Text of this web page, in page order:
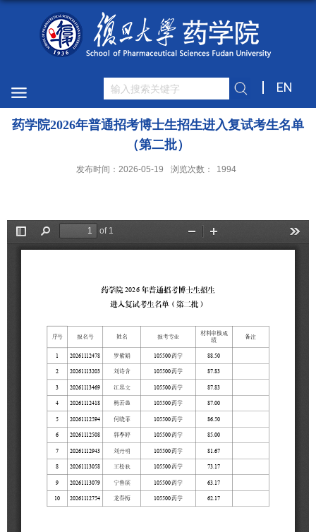
EN
药学院2026年普通招考博士生招生进入复试考生名单
（第二批）
发布时间：2026-05-19 浏览次数： 1994